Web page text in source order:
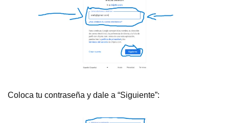
Coloca tu contraseña y dale a “Siguiente”: